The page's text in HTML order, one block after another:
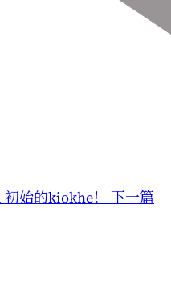
初始的kiokhe！ 下一篇